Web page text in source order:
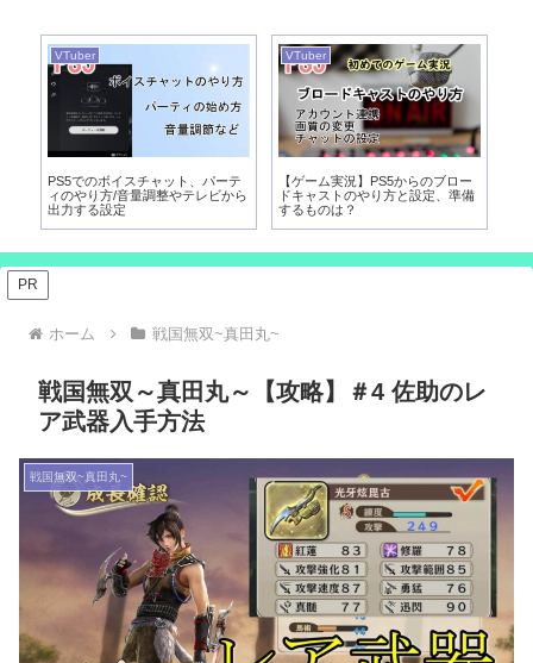
VTuber
PS5でのボイスチャット、パーテ
ィのやり方/音量調整やテレビから
出力する設定
VTuber
【ゲーム実況】PS5からのブロー
ドキャストのやり方と設定、準備
するものは？
PR
ホーム 戦国無双~真田丸~
戦国無双～真田丸～【攻略】＃4 佐助のレ
ア武器入手方法
戦国無双~真田丸~